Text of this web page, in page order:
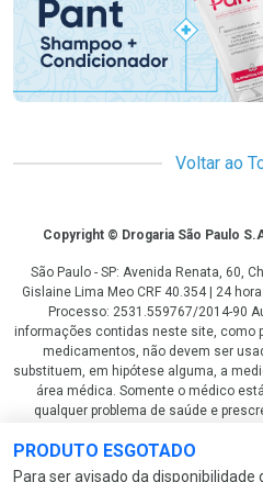
PRODUTO ESGOTADO
Para ser avisado da
Voltar ao
CopyrightCopyright © Drogaria São Paulo
São Paulo - SP: Avenida Renata, 60,
Gislaine Lima Meo CRF 40.354 | 24
Processo: 2531.559767/2014-90
informações contidas neste site, como
medicamentos, não devem ser
substituem, em hipótese alguma, a
área médica. Somente o médico
qualquer problema de saúde e
fotos contidas em nosso site são
disponibilidade sujeitos a alterações